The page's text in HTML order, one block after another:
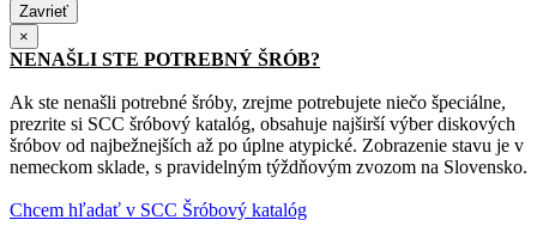
Zavrieť
×
NENAŠLI STE POTREBNÝ ŠRÓB?
Ak ste nenašli potrebné šróby, zrejme potrebujete niečo špeciálne,
prezrite si SCC šróbový katalóg, obsahuje najširší výber diskových
šróbov od najbežnejších až po úplne atypické. Zobrazenie stavu je v
nemeckom sklade, s pravidelným týždňovým zvozom na Slovensko.
Chcem hľadať v SCC Šróbový katalóg